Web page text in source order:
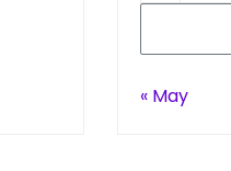
« May